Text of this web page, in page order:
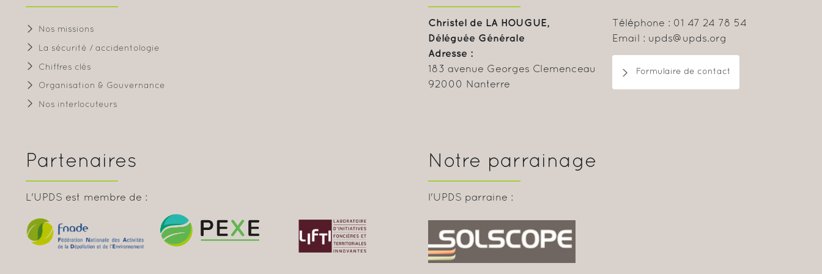
Nos missions
La sécurité / accidentologie
Chiffres clés
Organisation & Gouvernance
Nos interlocuteurs
Christel de LA HOUGUE,
Déléguée Générale
Adresse :
183 avenue Georges Clemenceau
92000 Nanterre
Téléphone : 01 47 24 78 54
Email : upds@upds.org
Formulaire de contact
Partenaires
L'UPDS est membre de :
Notre parrainage
l'UPDS parraine :